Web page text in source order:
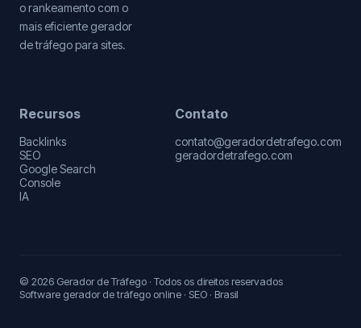
o rankeamento com o
mais eficiente gerador
de tráfego para sites.
Recursos
Backlinks
SEO
Google Search
Console
IA
Contato
contato@geradordetrafego.com
geradordetrafego.com
© 2026 Gerador de Tráfego · Todos os direitos reservados
Software gerador de tráfego online · SEO · Brasil